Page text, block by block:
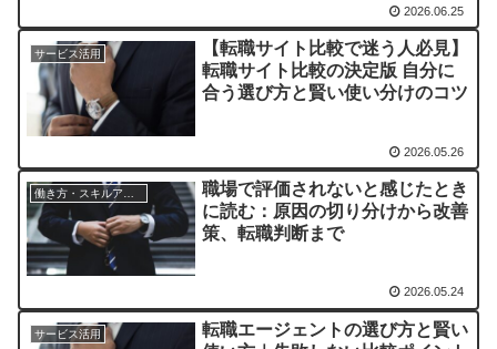
2026.06.25
サービス活用
【転職サイト比較で迷う人必見】
転職サイト比較の決定版 自分に
合う選び方と賢い使い分けのコツ
2026.05.26
働き方・スキルアップ
職場で評価されないと感じたとき
に読む：原因の切り分けから改善
策、転職判断まで
2026.05.24
サービス活用
転職エージェントの選び方と賢い